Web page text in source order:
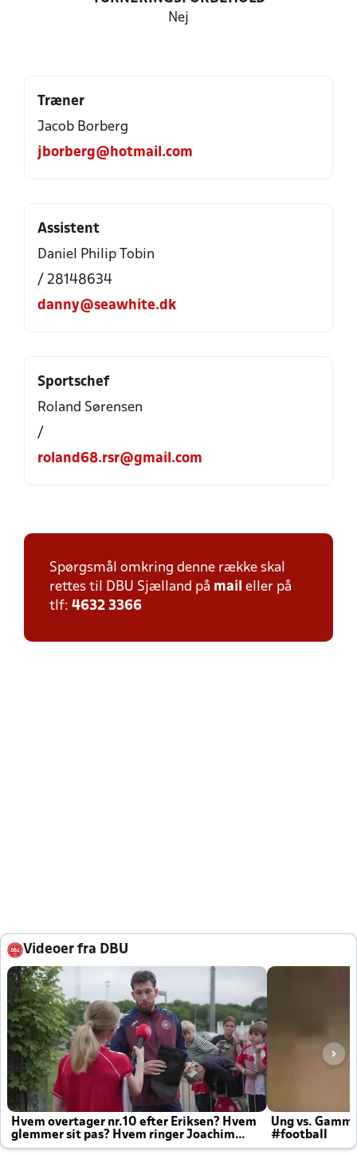
Nej
Træner
Jacob Borberg
jborberg@hotmail.com
Assistent
Daniel Philip Tobin
/ 28148634
danny@seawhite.dk
Sportschef
Roland Sørensen
/
roland68.rsr@gmail.com
Spørgsmål omkring denne række skal
rettes til DBU Sjælland på mail eller på
tlf: 4632 3366
Videoer fra DBU
Hvem overtager nr.10 efter Eriksen? Hvem
glemmer sit pas? Hvem ringer Joachim
altid til efter kampe?
Ung vs.
#football